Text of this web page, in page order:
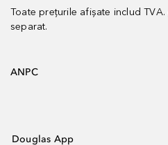
Toate prețurile afișate includ TVA.
separat.
ANPC
Douglas App